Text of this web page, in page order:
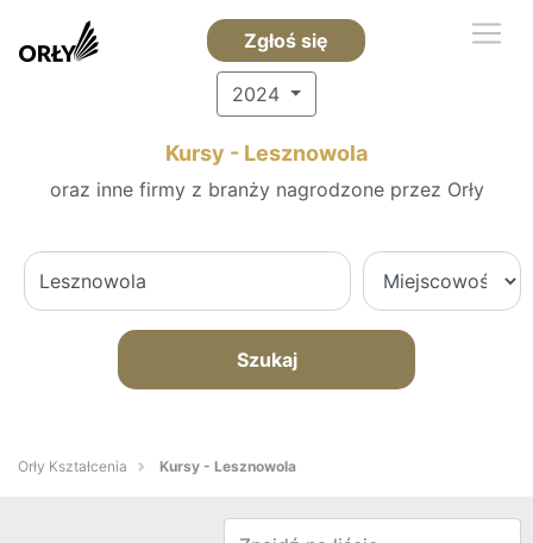
Zgłoś się
2024
Kursy - Lesznowola
oraz inne firmy z branży nagrodzone przez Orły
Szukaj
Orły Kształcenia Kursy - Lesznowola